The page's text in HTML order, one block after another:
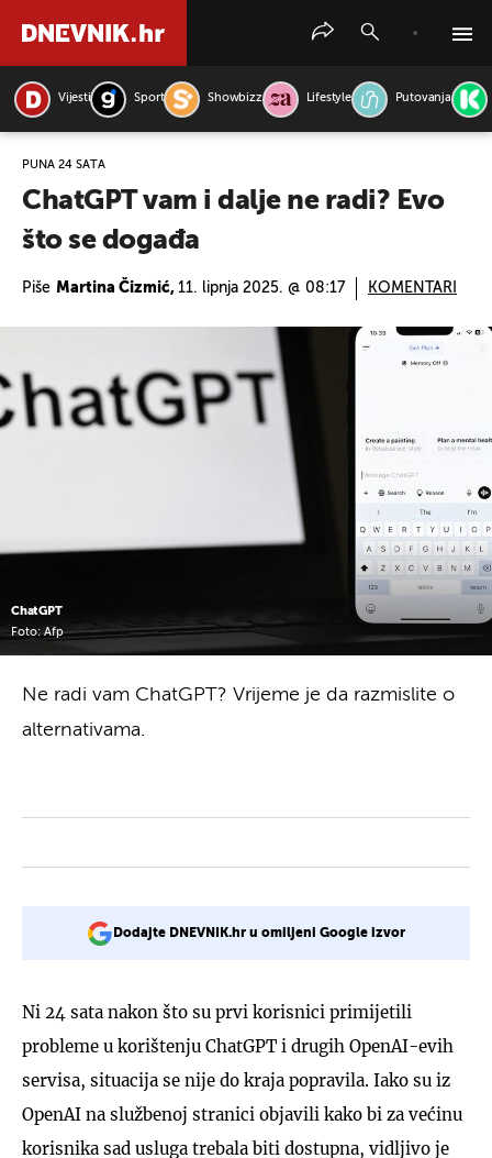
Vijesti Sport Showbizz Lifestyle Putovanja
PUNA 24 SATA
ChatGPT vam i dalje ne radi? Evo
što se događa
Piše Martina Čizmić, 11. lipnja 2025. @ 08:17 KOMENTARI
ChatGPT
Foto: Afp
Ne radi vam ChatGPT? Vrijeme je da razmislite o
alternativama.
Dodajte DNEVNIK.hr u omiljeni Google izvor
Ni 24 sata nakon što su prvi korisnici primijetili
probleme u korištenju ChatGPT i drugih OpenAI-evih
servisa, situacija se nije do kraja popravila. Iako su iz
OpenAI na službenoj stranici objavili kako bi za većinu
korisnika sad usluga trebala biti dostupna, vidljivo je
PRETRAŽITE VIJESTI